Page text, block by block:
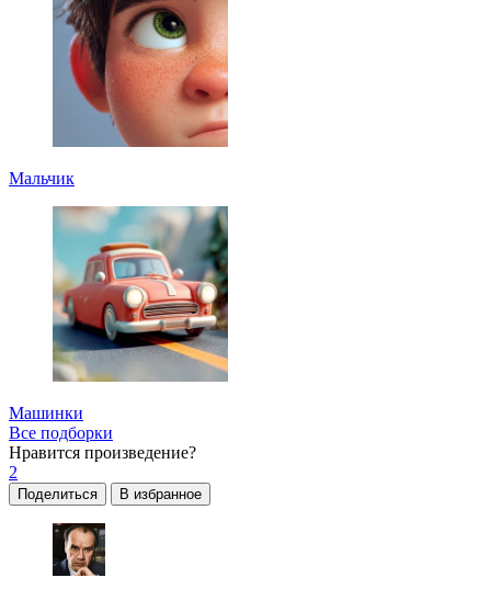
Мальчик
Машинки
Все подборки
Нравится произведение?
2
Поделиться В избранное